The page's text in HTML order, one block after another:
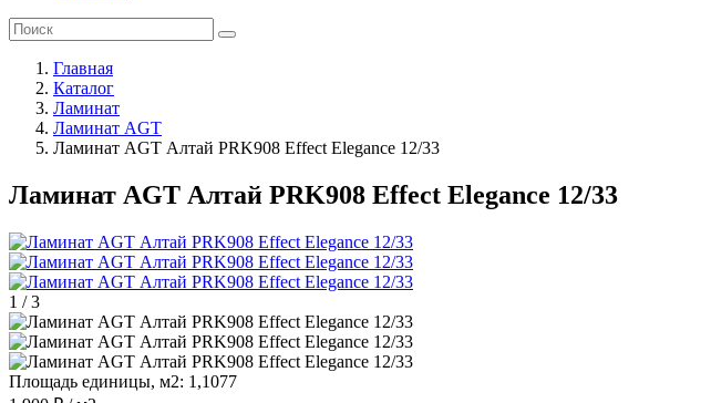
Главная
Каталог
Ламинат
Ламинат AGT
Ламинат AGT Алтай PRK908 Effect Elegance 12/33
Ламинат AGT Алтай PRK908 Effect Elegance 12/33
1 /3
Площадь единицы, м2: 1,1077